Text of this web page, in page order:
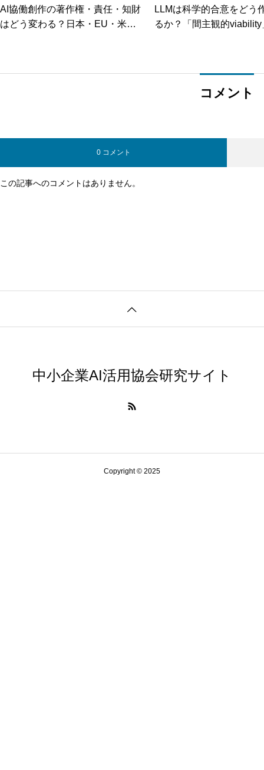
AI協働創作の著作権・責任・知財
はどう変わる？日本・EU・米英
LLMは科学的合意をどう
るか？「間主観的viability
コメント
0 コメント
この記事へのコメントはありません。
中小企業AI活用協会研究サイト
Copyright © 2025